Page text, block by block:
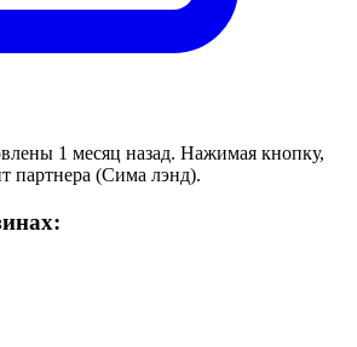
1 месяц назад. Нажимая кнопку,
партнера (Сима лэнд).